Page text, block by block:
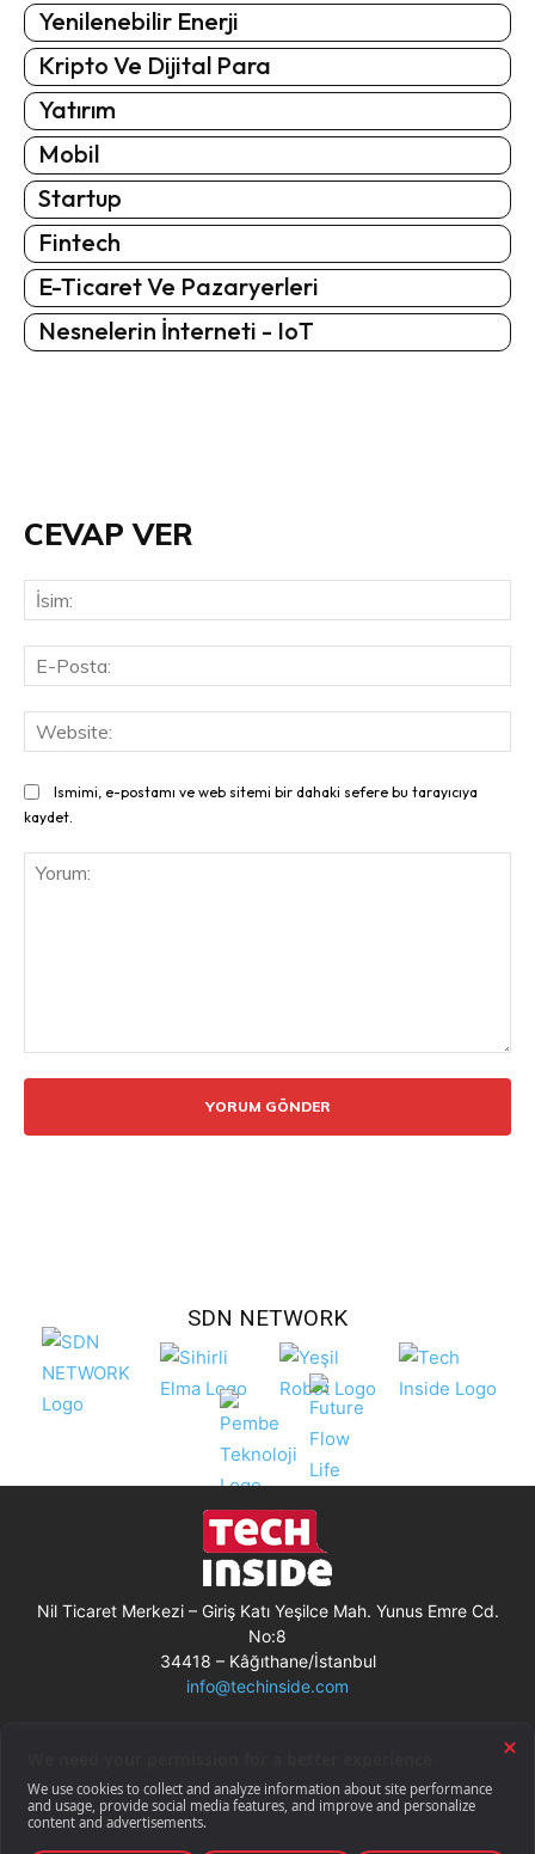
Yenilenebilir Enerji
Kripto Ve Dijital Para
Yatırım
Mobil
Startup
Fintech
E-Ticaret Ve Pazaryerleri
Nesnelerin İnterneti - IoT
CEVAP VER
Ismimi, e-postamı ve web sitemi bir dahaki sefere bu tarayıcıya
kaydet.
SDN NETWORK
Nil Ticaret Merkezi – Giriş Katı Yeşilce Mah. Yunus Emre Cd.
No:8
34418 – Kâğıthane/İstanbul
info@techinside.com
Gizlilik Bildirimi
RSS